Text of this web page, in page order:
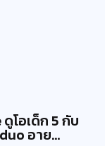
โอเด็ก 5 กับ
อาย...